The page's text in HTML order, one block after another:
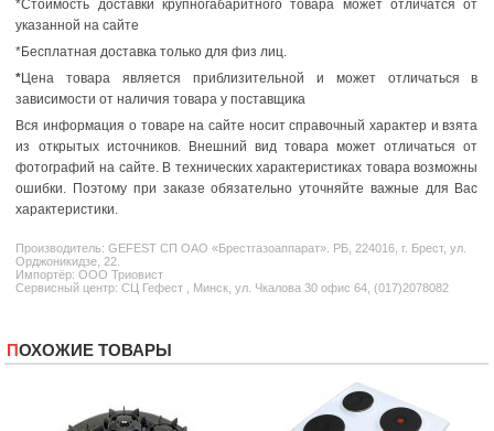
*Стоимость доставки крупногабаритного товара может отличатся от
указанной на сайте
*Бесплатная доставка только для физ лиц.
*Цена товара является приблизительной и может отличаться в
зависимости от наличия товара у поставщика
Вся информация о товаре на сайте носит справочный характер и взята
из открытых источников. Внешний вид товара может отличаться от
фотографий на сайте. В технических характеристиках товара возможны
ошибки. Поэтому при заказе обязательно уточняйте важные для Вас
характеристики.
Производитель:GEFEST СП ОАО «Брестгазоаппарат». РБ, 224016, г. Брест, ул.
Орджоникидзе, 22.
Импортёр: ООО Триовист
Сервисный центр: СЦ Гефест , Минск, ул. Чкалова 30 офис 64, (017)2078082
ПОХОЖИЕ ТОВАРЫ